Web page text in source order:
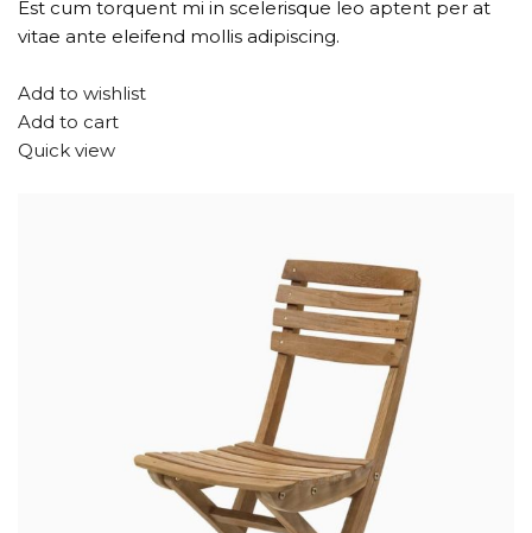
Est cum torquent mi in scelerisque leo aptent per at
vitae ante eleifend mollis adipiscing.
Add to wishlist
Add to cart
Quick view